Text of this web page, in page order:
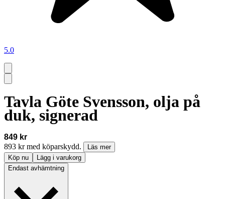
5.0
Tavla Göte Svensson, olja på
duk, signerad
849 kr
893 kr med köparskydd.
Läs mer
Köp nu
Lägg i varukorg
Endast avhämtning